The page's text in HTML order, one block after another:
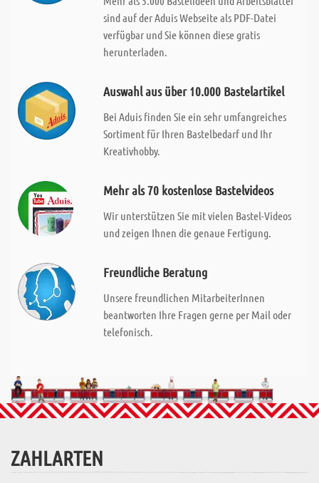
sind auf der Aduis Webseite als PDF-Datei
verfügbar und Sie können diese gratis
herunterladen.
Auswahl aus über 10.000 Bastelartikel
Bei Aduis finden Sie ein sehr umfangreiches
Sortiment für Ihren Bastelbedarf und Ihr
Kreativhobby.
Mehr als 70 kostenlose Bastelvideos
Wir unterstützen Sie mit vielen Bastel-Videos
und zeigen Ihnen die genaue Fertigung.
Freundliche Beratung
Unsere freundlichen MitarbeiterInnen
beantworten Ihre Fragen gerne per Mail oder
telefonisch.
ZAHLARTEN